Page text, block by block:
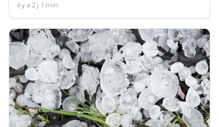
Languedoc.
il y a 2 j 1 min